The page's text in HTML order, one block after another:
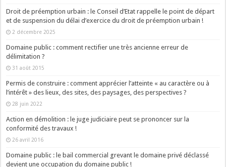
Droit de préemption urbain : le Conseil d’Etat rappelle le point de départ
et de suspension du délai d’exercice du droit de préemption urbain !
2 décembre 2025
Domaine public : comment rectifier une très ancienne erreur de
délimitation ?
31 août 2015
Permis de construire : comment apprécier l’atteinte « au caractère ou à
l’intérêt » des lieux, des sites, des paysages, des perspectives ?
28 juin 2022
Action en démolition : le juge judiciaire peut se prononcer sur la
conformité des travaux !
26 avril 2016
Domaine public : le bail commercial grevant le domaine privé déclassé
devient une occupation du domaine public !